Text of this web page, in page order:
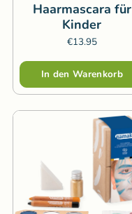
Haarmascara für
Kinder
€13.95
In den Warenkorb